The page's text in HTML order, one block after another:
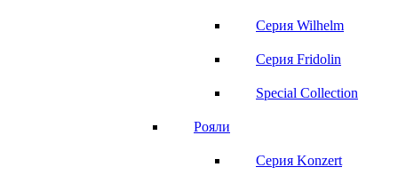
Серия Wilhelm
Серия Fridolin
Special Collection
Рояли
Серия Konzert